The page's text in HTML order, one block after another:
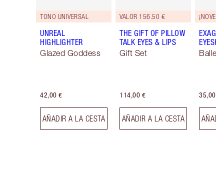
TONO UNIVERSAL
UNREAL
HIGHLIGHTER
Glazed Goddess
42,00 €
AÑADIR A LA CESTA
VALOR 156.50 €
THE GIFT OF PILLOW
TALK EYES & LIPS
Gift Set
114,00 €
AÑADIR A LA CESTA
Ballet
35,00 €